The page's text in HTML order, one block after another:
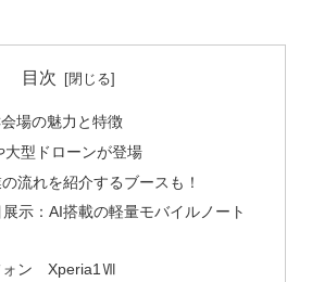
目次
場の魅力と特徴
大型ドローンが登場
流れを紹介するブースも！
示：AI搭載の軽量モバイルノート
ォン Xperia1Ⅶ